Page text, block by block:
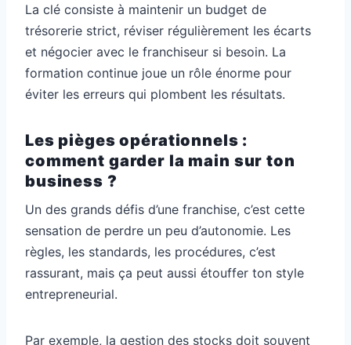
La clé consiste à maintenir un budget de
trésorerie strict, réviser régulièrement les écarts
et négocier avec le franchiseur si besoin. La
formation continue joue un rôle énorme pour
éviter les erreurs qui plombent les résultats.
Les pièges opérationnels :
comment garder la main sur ton
business ?
Un des grands défis d’une franchise, c’est cette
sensation de perdre un peu d’autonomie. Les
règles, les standards, les procédures, c’est
rassurant, mais ça peut aussi étouffer ton style
entrepreneurial.
Par exemple, la gestion des stocks doit souvent